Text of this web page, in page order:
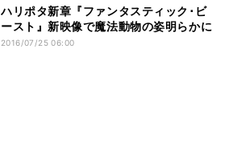
ハリポタ新章『ファンタスティック･ビ
ースト』新映像で魔法動物の姿明らかに
2016/07/25 06:00